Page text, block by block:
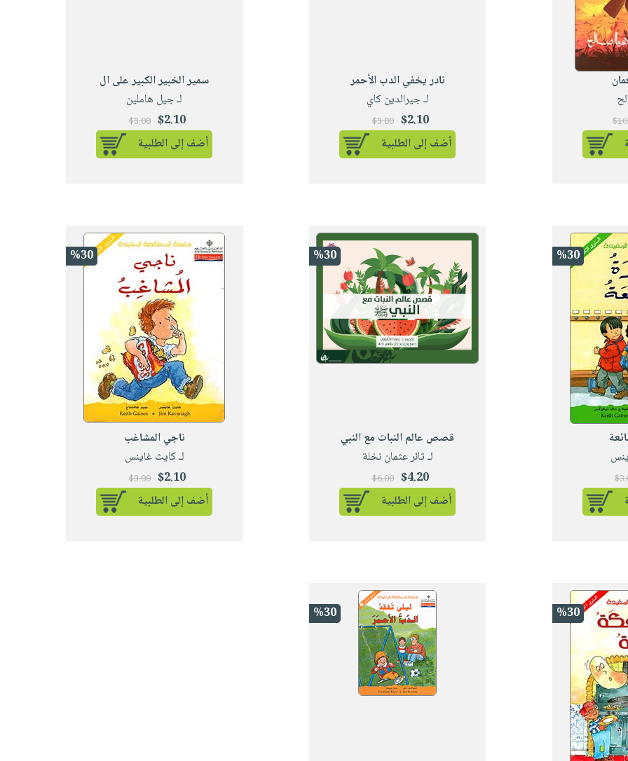
نادر يخفي الدب الأحمر
لـ جيرالدين كاي
$2.10
$3.00
أضف إلى الطلبية
سمير الخبير الكبير على ال
لـ جيل هاملين
$2.10
$3.00
أضف إلى الطلبية
%30
%30
قصص عالم النبات مع النبي
لـ ثائر عثمان نخلة
$4.20
$6.00
أضف إلى الطلبية
%30
ناجي المشاغب
لـ كايث غاينس
$2.10
$3.00
أضف إلى الطلبية
%30
%30